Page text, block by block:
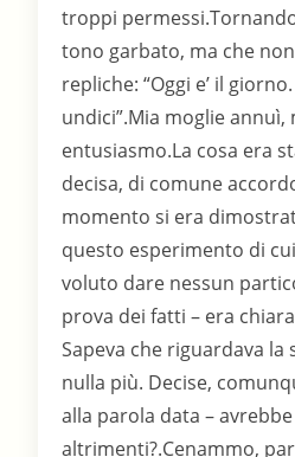
troppi
tono garbato, ma che
repliche: “Oggi e’ il
undici”.Mia moglie annuì,
entusiasmo.La cosa era
decisa, di comune
momento si era
questo esperimento di
voluto dare nessun
prova dei fatti – era
Sapeva che riguardava la
nulla più. Decise,
alla parola data –
altrimenti?.Cenammo,